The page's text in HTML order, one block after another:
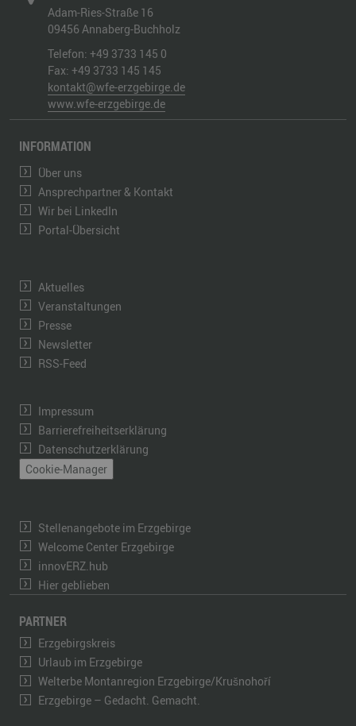
Adam-Ries-Straße 16
09456 Annaberg-Buchholz
Telefon: +49 3733 145 0
Fax: +49 3733 145 145
kontakt@wfe-erzgebirge.de
www.wfe-erzgebirge.de
INFORMATION
Über uns
Ansprechpartner & Kontakt
Wir bei LinkedIn
Portal-Übersicht
Aktuelles
Veranstaltungen
Presse
Newsletter
RSS-Feed
Impressum
Barrierefreiheitserklärung
Datenschutzerklärung
Cookie-Manager
Stellenangebote im Erzgebirge
Welcome Center Erzgebirge
innovERZ.hub
Hier geblieben
PARTNER
Erzgebirgskreis
Urlaub im Erzgebirge
Welterbe Montanregion Erzgebirge/Krušnohoří
Erzgebirge – Gedacht. Gemacht.